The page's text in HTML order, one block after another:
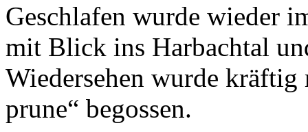
Geschlafen wurde wieder
mit Blick ins Harbachtal
Wiedersehen wurde kräftig
prune“ begossen.